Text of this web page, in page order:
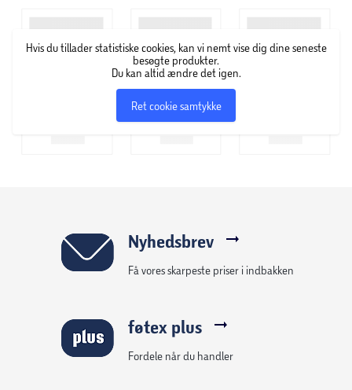
inden for kosmetik, og brandet er fortsat kendt for sin
innovative produktudvikling.
Hvis du tillader statistiske cookies, kan vi nemt vise dig dine seneste
besøgte produkter.
Du kan altid ændre det igen.
Ret cookie samtykke
Nyhedsbrev
Få vores skarpeste priser i indbakken
føtex plus
Fordele når du handler